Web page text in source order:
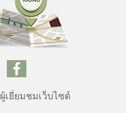
เยี่ยมชมเว็บไซต์